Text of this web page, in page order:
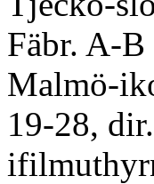
Fäbr. A-
Malmö-
19-28,